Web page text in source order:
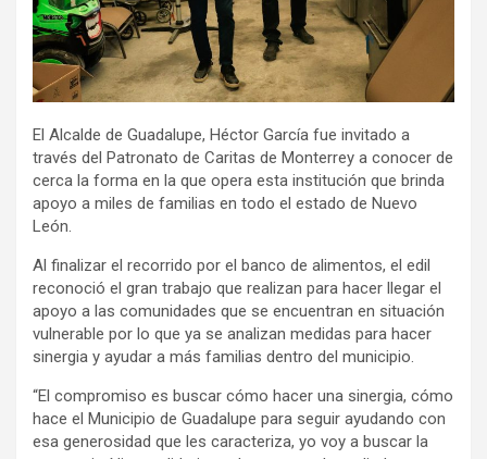
El Alcalde de Guadalupe, Héctor García fue invitado a
través del Patronato de Caritas de Monterrey a conocer de
cerca la forma en la que opera esta institución que brinda
apoyo a miles de familias en todo el estado de Nuevo
León.
Al finalizar el recorrido por el banco de alimentos, el edil
reconoció el gran trabajo que realizan para hacer llegar el
apoyo a las comunidades que se encuentran en situación
vulnerable por lo que ya se analizan medidas para hacer
sinergia y ayudar a más familias dentro del municipio.
“El compromiso es buscar cómo hacer una sinergia, cómo
hace el Municipio de Guadalupe para seguir ayudando con
esa generosidad que les caracteriza, yo voy a buscar la